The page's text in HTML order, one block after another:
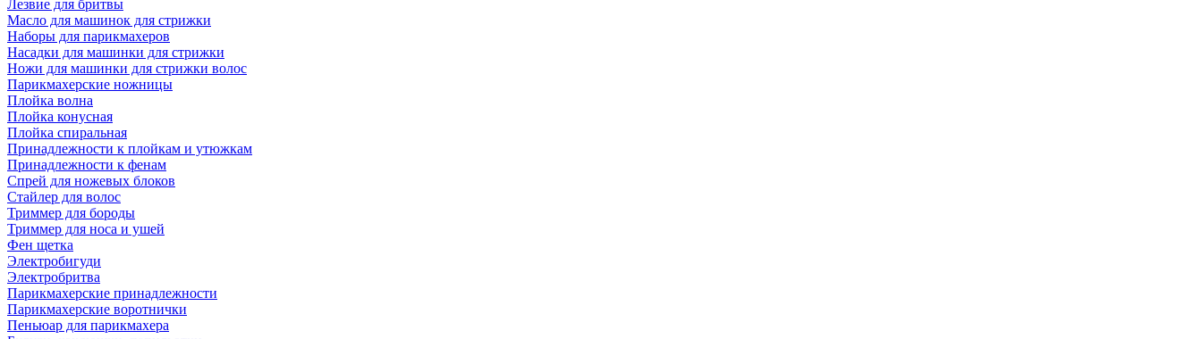
Лезвие для бритвы
Масло для машинок для стрижки
Наборы для парикмахеров
Насадки для машинки для стрижки
Ножи для машинки для стрижки волос
Парикмахерские ножницы
Плойка волна
Плойка конусная
Плойка спиральная
Принадлежности к плойкам и утюжкам
Принадлежности к фенам
Спрей для ножевых блоков
Стайлер для волос
Триммер для бороды
Триммер для носа и ушей
Фен щетка
Электробигуди
Электробритва
Парикмахерские принадлежности
Парикмахерские воротнички
Пеньюар для парикмахера